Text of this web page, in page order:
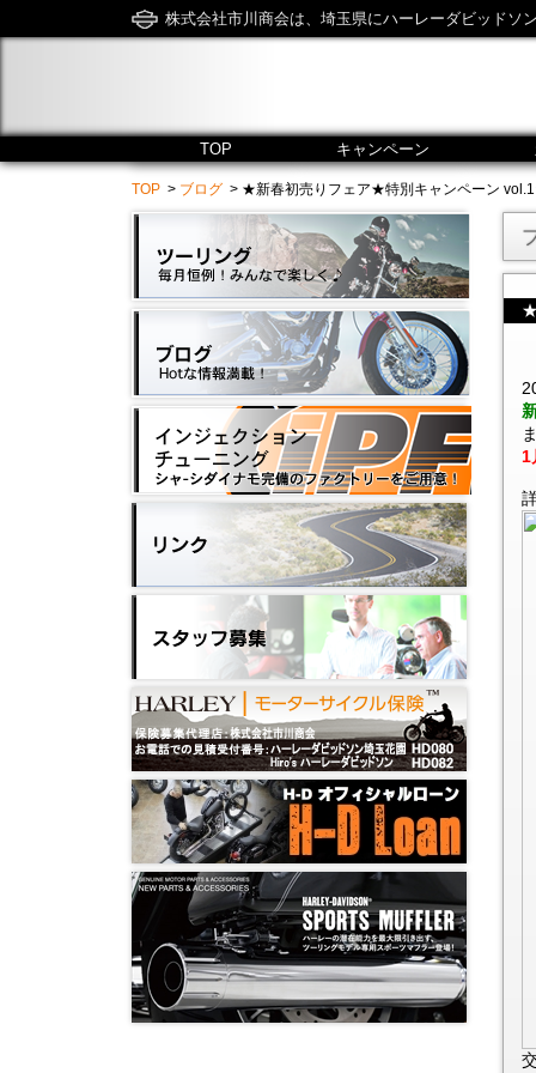
株式会社市川商会は、埼玉県にハーレーダビッドソ
TOP キャンペーン
TOP > ブログ > ★新春初売りフェア★特別キャンペーン
1